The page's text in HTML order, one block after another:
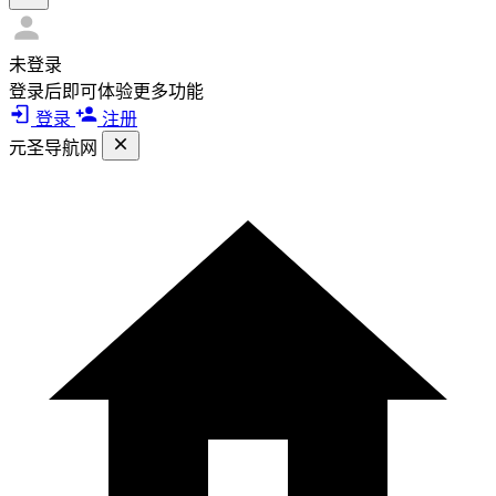
未登录
登录后即可体验更多功能
登录
注册
元圣导航网